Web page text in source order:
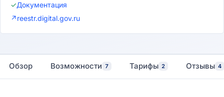
✓Документация
↗reestr.digital.gov.ru
Обзор Возможности 7 Тарифы 2 Отзывы 4